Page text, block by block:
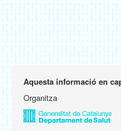
Aquesta informació en
Organitza